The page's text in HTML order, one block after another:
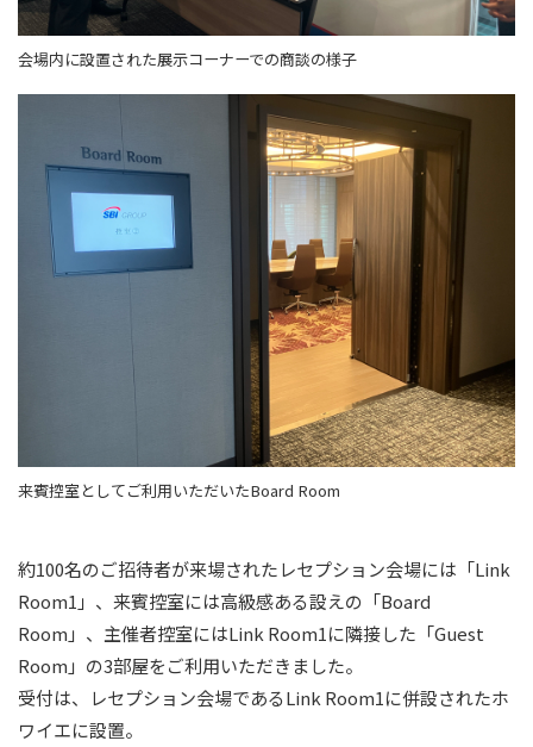
会場内に設置された展示コーナーでの商談の様子
来賓控室としてご利用いただいたBoard Room
約100名のご招待者が来場されたレセプション会場には「Link
Room1」、来賓控室には高級感ある設えの「Board
Room」、主催者控室にはLink Room1に隣接した「Guest
Room」の3部屋をご利用いただきました。
受付は、レセプション会場であるLink Room1に併設されたホ
ワイエに設置。